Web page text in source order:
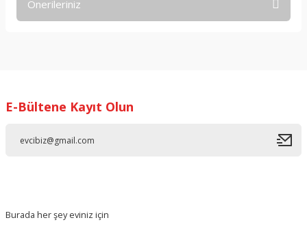
Önerileriniz
Ürün resmi kalitesiz, bozuk veya görüntülenemiyor.
E-Bültene Kayıt Olun
Burada her şey eviniz için